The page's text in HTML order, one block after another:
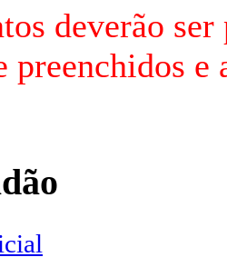
deverão
preenchidos e